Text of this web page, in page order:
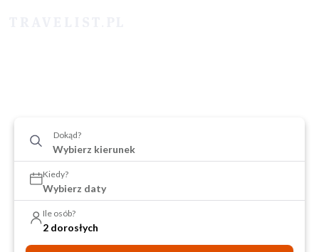
Dokąd?
Kiedy?
Wybierz daty
Ile osób?
2 dorosłych